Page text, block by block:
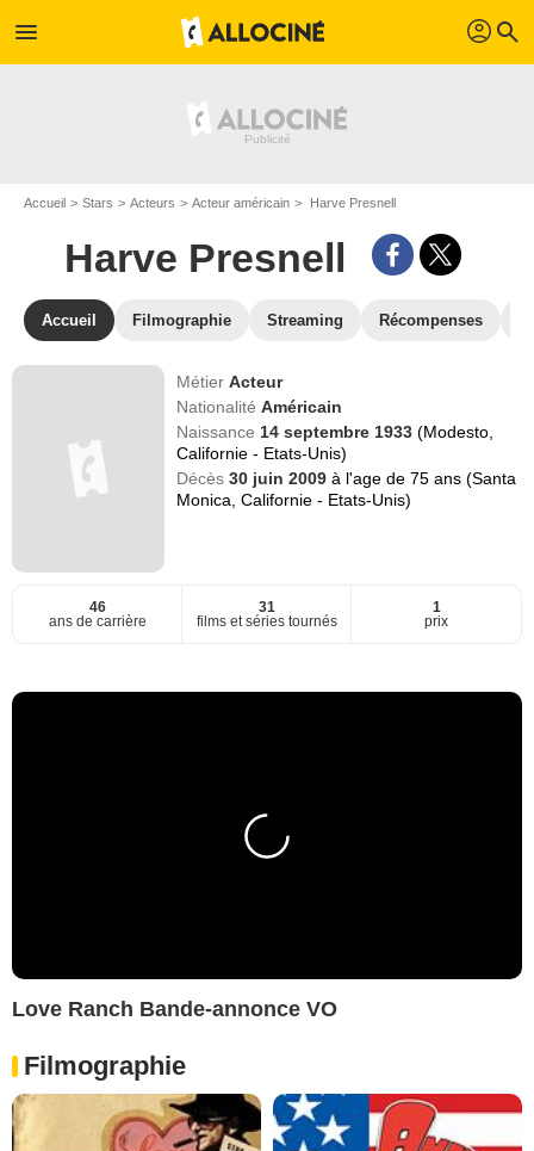
menu profil search
Accueil Stars Acteurs Acteur américain Harve Presnell
Harve Presnell
Accueil Filmographie Streaming Récompenses
MétierActeur
NationalitéAméricain
Naissance 14 septembre 1933(Modesto,
Californie - Etats-Unis)
Décès30 juin 2009à l'age de 75 ans (Santa
Monica, Californie - Etats-Unis)
46
ans de carrière
31
films et séries tournés
1
prix
Love Ranch Bande-annonce VO
Filmographie